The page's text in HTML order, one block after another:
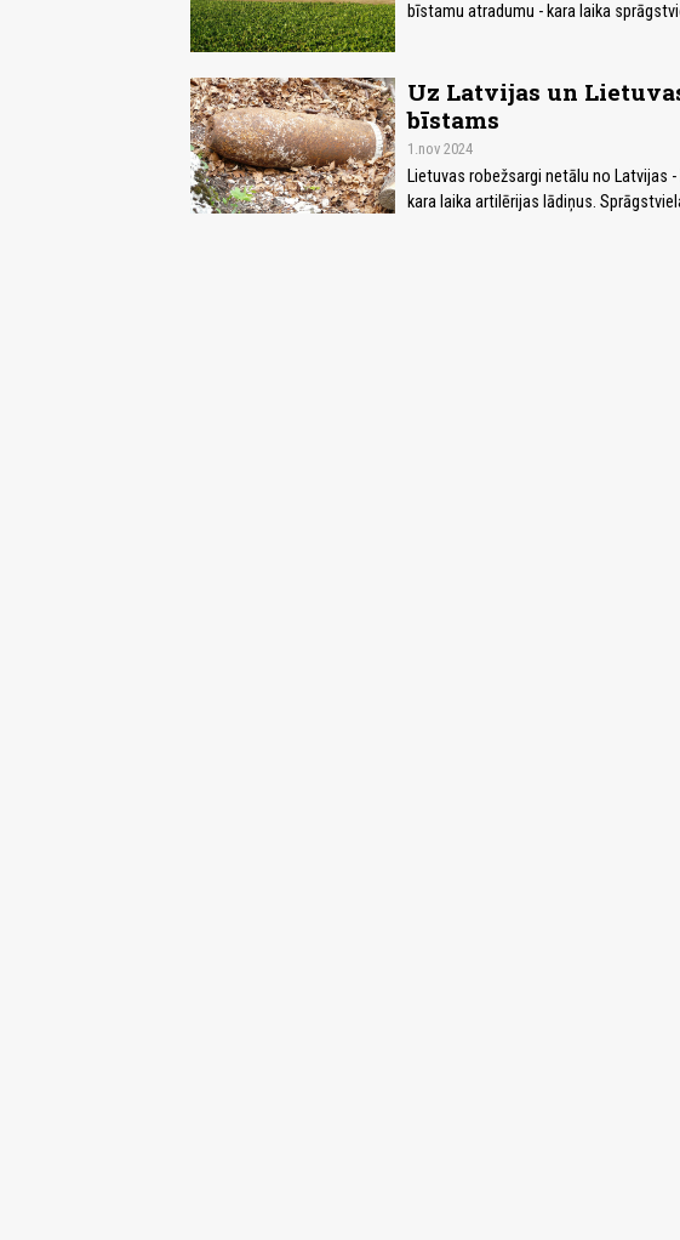
bīstamu atradumu - kara laika
Uz Latvijas un
bīstams
1.nov 2024
Lietuvas robežsargi netālu no Latvijas
kara laika artilērijas lādiņus.